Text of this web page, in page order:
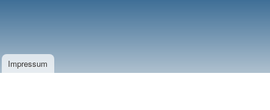
Impressum